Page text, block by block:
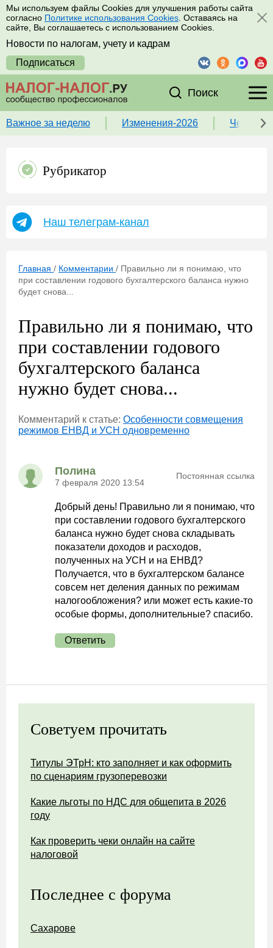
Мы используем файлы Cookies для улучшения работы сайта
согласно Политике использования Cookies . Оставаясь на
сайте, Вы соглашаетесь с использованием Cookies.
Новости по налогам, учету и кадрам
Подписаться
Поиск
Важное за неделю Изменения-2026 Чек-
Рубрикатор
Наш телеграм-канал
Главная / Комментарии / Правильно ли я понимаю, что
при составлении годового бухгалтерского баланса нужно
будет снова...
Правильно ли я понимаю, что
при составлении годового
бухгалтерского баланса
нужно будет снова...
Комментарий к статье: Особенности совмещения
режимов ЕНВД и УСН одновременно
Полина
7 февраля 2020 13:54
Постоянная ссылка
Добрый день! Правильно ли я понимаю, что
при составлении годового бухгалтерского
баланса нужно будет снова складывать
показатели доходов и расходов,
полученных на УСН и на ЕНВД?
Получается, что в бухгалтерском балансе
совсем нет деления данных по режимам
налогообложения? или может есть какие-то
особые формы, дополнительные? спасибо.
Ответить
Советуем прочитать
Титулы ЭТрН: кто заполняет и как оформить
по сценариям грузоперевозки
Какие льготы по НДС для общепита в 2026
году
Как проверить чеки онлайн на сайте
налоговой
Последнее с форума
Сахарове